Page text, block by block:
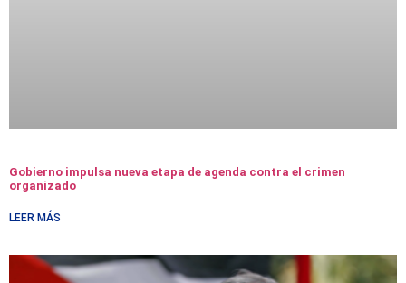
Gobierno impulsa nueva etapa de agenda contra el crimen
organizado
LEER MÁS